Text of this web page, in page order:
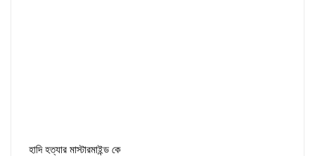
হাদি হত্যার মাস্টারমাইন্ড কে